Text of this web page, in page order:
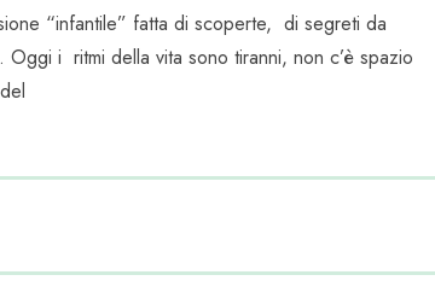
“infantile” fatta di scoperte, di segreti da
i ritmi della vita sono tiranni, non c’è spazio